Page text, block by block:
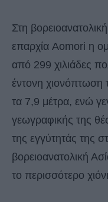
Στη
επαρχία Aomori η
από 299 χιλιάδες
έντονη χιονόπτωση
τα 7,9 μέτρα, ενώ
γεωγραφικής της
της εγγύτητάς της
βορειοανατολική
το περισσότερο